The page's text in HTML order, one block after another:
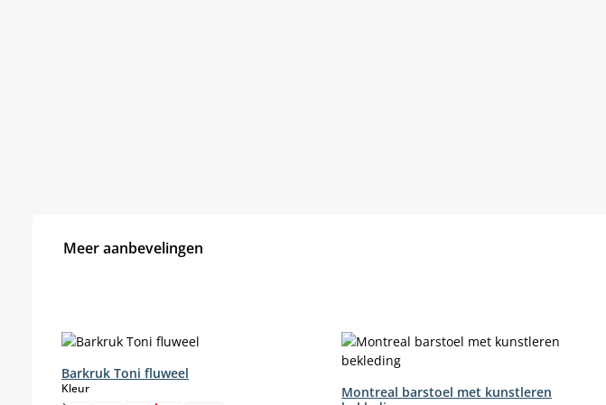
Meer aanbevelingen
Barkruk Toni fluweel
Kleurselect
Montreal barstoel met kunstleren